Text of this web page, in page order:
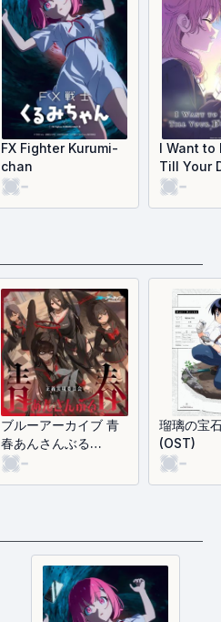
FX Fighter Kurumi-
chan
-
I Want to
Till Your
-
ブルーアーカイブ 青
春あんさんぶる
Vol.15 「正義実現委
-
瑠璃の宝
(OST)
-